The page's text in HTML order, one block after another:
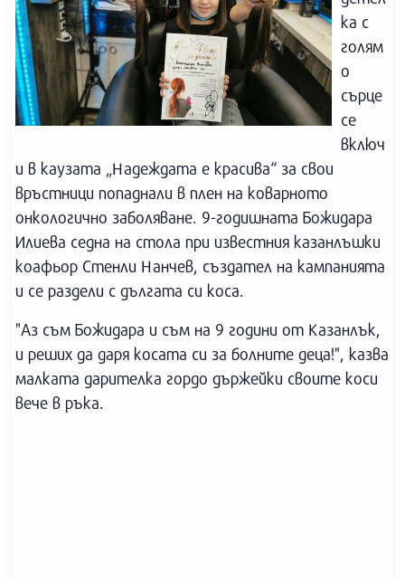
ка с
голям
о
сърце
се
включ
и в каузата „Надеждата е красива“ за свои
връстници попаднали в плен на коварното
онкологично заболяване. 9-годишната Божидара
Илиева седна на стола при известния казанлъшки
коафьор Стенли Нанчев, създател на кампанията
и се раздели с дългата си коса.
"Аз съм Божидара и съм на 9 години от Казанлък,
и реших да даря косата си за болните деца!", казва
малката дарителка гордо държейки своите коси
вече в ръка.